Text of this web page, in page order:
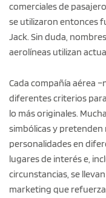
comerciales de
se utilizaron entonces
Jack. Sin duda,
aerolíneas utilizan
Cada compañía aérea
diferentes criterios
lo más originales.
simbólicas y
personalidades en
lugares de interés e,
circunstancias, se
marketing que